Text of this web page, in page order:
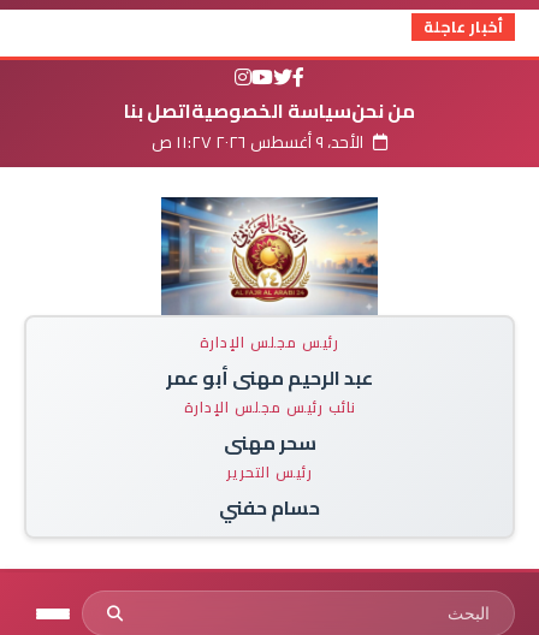
أخبار عاجلة
من نحنسياسة الخصوصيةاتصل بنا
الأحد، ٩ أغسطس ٢٠٢٦ ١١:٢٧ ص
رئيس مجلس الإدارة
عبد الرحيم مهنى أبو عمر
نائب رئيس مجلس الإدارة
سحر مهنى
رئيس التحرير
حسام حفني